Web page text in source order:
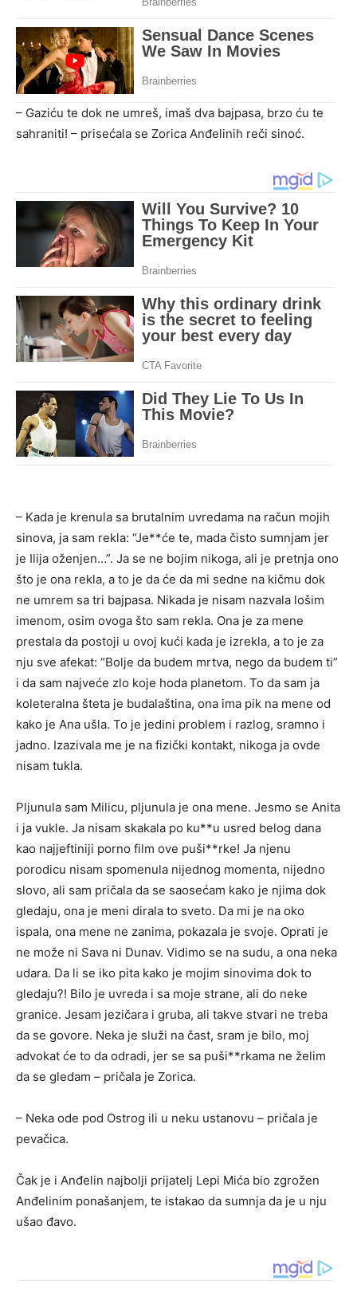
– Gaziću te dok ne umreš, imaš dva bajpasa, brzo ću te
sahraniti! – prisećala se Zorica Anđelinih reči sinoć.
– Kada je krenula sa brutalnim uvredama na račun mojih
sinova, ja sam rekla: “Je**će te, mada čisto sumnjam jer
je Ilija oženjen…”. Ja se ne bojim nikoga, ali je pretnja ono
što je ona rekla, a to je da će da mi sedne na kičmu dok
ne umrem sa tri bajpasa. Nikada je nisam nazvala lošim
imenom, osim ovoga što sam rekla. Ona je za mene
prestala da postoji u ovoj kući kada je izrekla, a to je za
nju sve afekat: “Bolje da budem mrtva, nego da budem ti”
i da sam najveće zlo koje hoda planetom. To da sam ja
koleteralna šteta je budalaština, ona ima pik na mene od
kako je Ana ušla. To je jedini problem i razlog, sramno i
jadno. Izazivala me je na fizički kontakt, nikoga ja ovde
nisam tukla.
Pljunula sam Milicu, pljunula je ona mene. Jesmo se Anita
i ja vukle. Ja nisam skakala po ku**u usred belog dana
kao najjeftiniji porno film ove puši**rke! Ja njenu
porodicu nisam spomenula nijednog momenta, nijedno
slovo, ali sam pričala da se saosećam kako je njima dok
gledaju, ona je meni dirala to sveto. Da mi je na oko
ispala, ona mene ne zanima, pokazala je svoje. Oprati je
ne može ni Sava ni Dunav. Vidimo se na sudu, a ona neka
udara. Da li se iko pita kako je mojim sinovima dok to
gledaju?! Bilo je uvreda i sa moje strane, ali do neke
granice. Jesam jezičara i gruba, ali takve stvari ne treba
da se govore. Neka je služi na čast, sram je bilo, moj
advokat će to da odradi, jer se sa puši**rkama ne želim
da se gledam – pričala je Zorica.
– Neka ode pod Ostrog ili u neku ustanovu – pričala je
pevačica.
Čak je i Anđelin najbolji prijatelj Lepi Mića bio zgrožen
Anđelinim ponašanjem, te istakao da sumnja da je u nju
ušao đavo.